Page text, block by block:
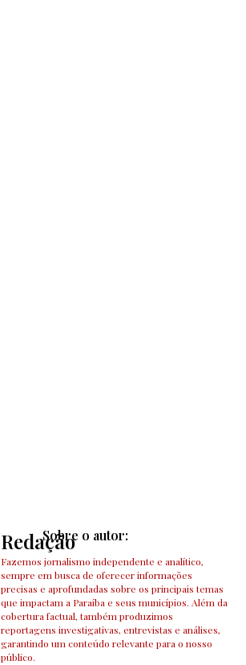
Sobre o autor:
Redação
Fazemos jornalismo independente e analítico,
sempre em busca de oferecer informações
precisas e aprofundadas sobre os principais temas
que impactam a Paraíba e seus municípios. Além da
cobertura factual, também produzimos
reportagens investigativas, entrevistas e análises,
garantindo um conteúdo relevante para o nosso
público.